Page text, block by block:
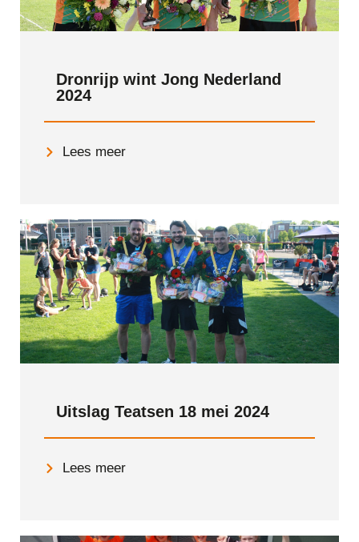
Dronrijp wint Jong Nederland
2024
Lees meer
Uitslag Teatsen 18 mei 2024
Lees meer